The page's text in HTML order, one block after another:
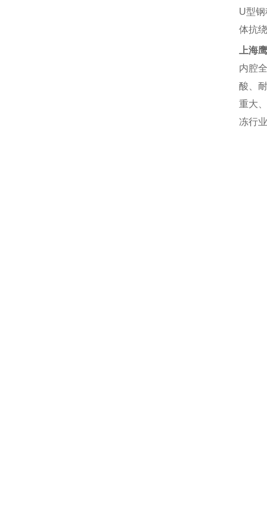
U型
体抗
上海
内腔
酸、
重大
冻行